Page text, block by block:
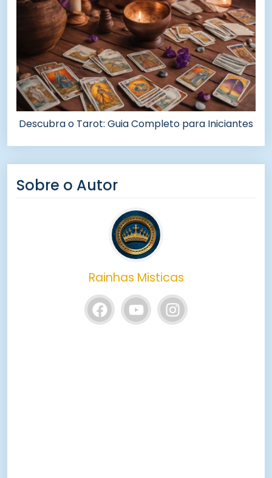
Descubra o Tarot: Guia Completo para Iniciantes
Sobre o Autor
Rainhas Misticas